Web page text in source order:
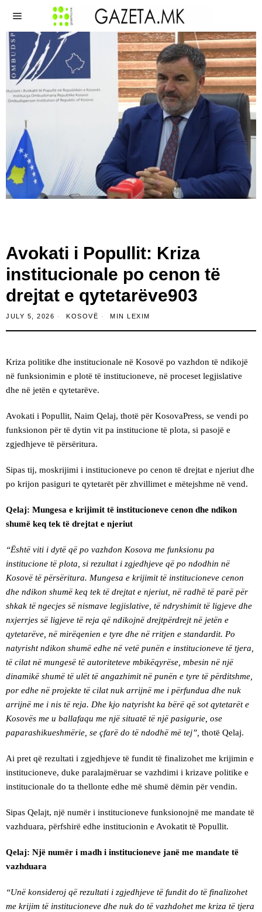
Avokati i Popullit: Kriza
institucionale po cenon të
drejtat e qytetarëve903
JULY 5, 2026 KOSOVË MIN LEXIM
Kriza politike dhe institucionale në Kosovë po vazhdon të ndikojë
në funksionimin e plotë të institucioneve, në proceset legjislative
dhe në jetën e qytetarëve.
Avokati i Popullit, Naim Qelaj, thotë për KosovaPress, se vendi po
funksionon për të dytin vit pa institucione të plota, si pasojë e
zgjedhjeve të përsëritura.
Sipas tij, moskrijimi i institucioneve po cenon të drejtat e njeriut dhe
po krijon pasiguri te qytetarët për zhvillimet e mëtejshme në vend.
Qelaj: Mungesa e krijimit të institucioneve cenon dhe ndikon
shumë keq tek të drejtat e njeriut
“Është viti i dytë që po vazhdon Kosova me funksionu pa
institucione të plota, si rezultat i zgjedhjeve që po ndodhin në
Kosovë të përsëritura. Mungesa e krijimit të institucioneve cenon
dhe ndikon shumë keq tek të drejtat e njeriut, në radhë të parë për
shkak të ngecjes së nismave legjislative, të ndryshimit të ligjeve dhe
nxjerrjes së ligjeve të reja që ndikojnë drejtpërdrejt në jetën e
qytetarëve, në mirëqenien e tyre dhe në rritjen e standardit. Po
natyrisht ndikon shumë edhe në vetë punën e institucioneve të tjera,
të cilat në mungesë të autoriteteve mbikëqyrëse, mbesin në një
dinamikë shumë të ulët të angazhimit në punën e tyre të përditshme,
por edhe në projekte të cilat nuk arrijnë me i përfundua dhe nuk
arrijnë me i nis të reja. Dhe kjo natyrisht ka bërë që sot qytetarët e
Kosovës me u ballafaqu me një situatë të një pasigurie, ose
paparashikueshmërie, se çfarë do të ndodhë më tej”, thotë Qelaj.
Ai pret që rezultati i zgjedhjeve të fundit të finalizohet me krijimin e
institucioneve, duke paralajmëruar se vazhdimi i krizave politike e
institucionale do ta thellonte edhe më shumë dëmin për vendin.
Sipas Qelajt, një numër i institucioneve funksionojnë me mandate të
vazhduara, përfshirë edhe institucionin e Avokatit të Popullit.
Qelaj: Një numër i madh i institucioneve janë me mandate të
vazhduara
“Unë konsideroj që rezultati i zgjedhjeve të fundit do të finalizohet
me krijim të institucioneve dhe nuk do të vazhdohet me kriza të tjera